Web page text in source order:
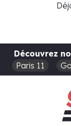
Découvrez
Paris 11